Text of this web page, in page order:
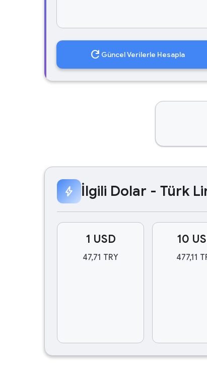
refresh Güncel Verilerle Hesapla
bolt İlgili Dolar - Türk
1 USD
47,71 TRY
10
477,11